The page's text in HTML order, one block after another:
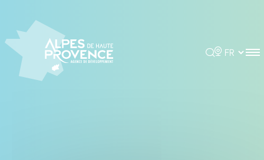
Rechercher
Choisir la